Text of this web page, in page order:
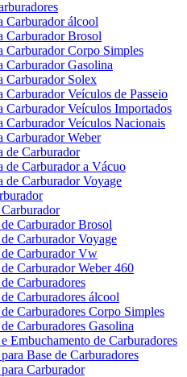
Carburador álcool
Carburador Brosol
Carburador Corpo Simples
Carburador Gasolina
Carburador Solex
Carburador Veículos de Passeio
Carburador Veículos Importados
Carburador Veículos Nacionais
Carburador Weber
de Carburador
de Carburador a Vácuo
de Carburador Voyage
Carburador Brosol
Carburador Voyage
Carburador Vw
Carburador Weber 460
Carburadores
Carburadores álcool
Carburadores Corpo Simples
Carburadores Gasolina
Embuchamento de Carburadores
Base de Carburadores
Carburador